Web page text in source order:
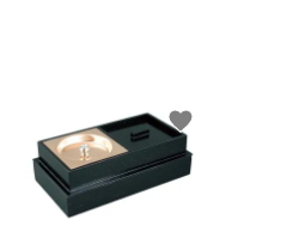
山号額・寄進額・定紋
favorite